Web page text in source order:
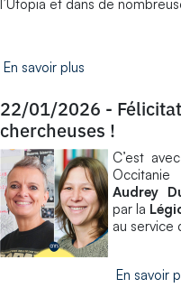
l’Utopia et dans de
En savoir plus
22/01/2026 -
chercheuses !
C’est
Audrey
par la
au service
En savoir